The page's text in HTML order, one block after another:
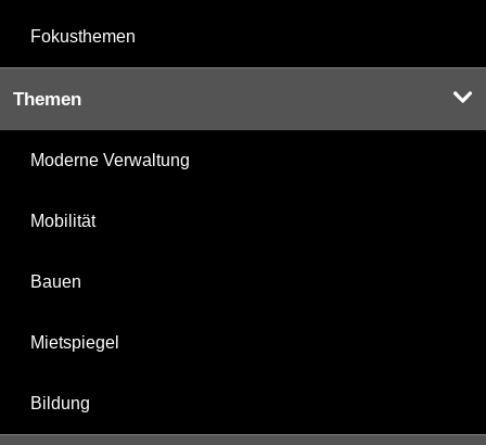
Fokusthemen
Themen
Moderne Verwaltung
Mobilität
Bauen
Mietspiegel
Bildung